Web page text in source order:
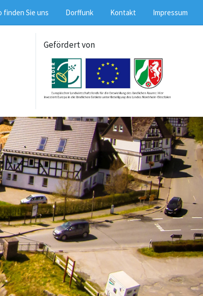
finden Sie uns Dorffunk Kontakt Impressum
Gefördert von